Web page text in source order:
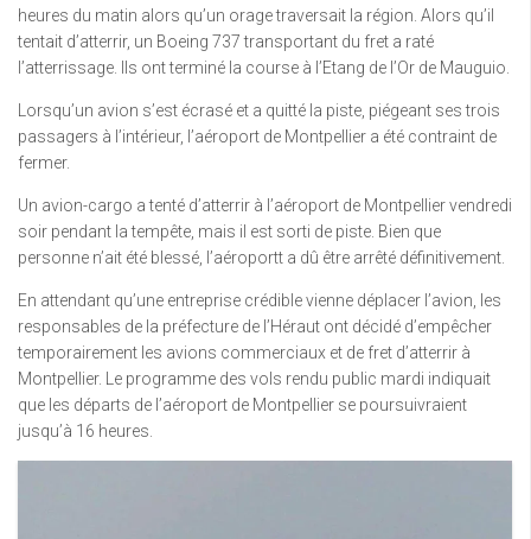
heures du matin alors qu’un orage traversait la région. Alors qu’il
tentait d’atterrir, un Boeing 737 transportant du fret a raté
l’atterrissage. Ils ont terminé la course à l’Etang de l’Or de Mauguio.
Lorsqu’un avion s’est écrasé et a quitté la piste, piégeant ses trois
passagers à l’intérieur, l’aéroport de Montpellier a été contraint de
fermer.
Un avion-cargo a tenté d’atterrir à l’aéroport de Montpellier vendredi
soir pendant la tempête, mais il est sorti de piste. Bien que
personne n’ait été blessé, l’aéroportt a dû être arrêté définitivement.
En attendant qu’une entreprise crédible vienne déplacer l’avion, les
responsables de la préfecture de l’Héraut ont décidé d’empêcher
temporairement les avions commerciaux et de fret d’atterrir à
Montpellier. Le programme des vols rendu public mardi indiquait
que les départs de l’aéroport de Montpellier se poursuivraient
jusqu’à 16 heures.